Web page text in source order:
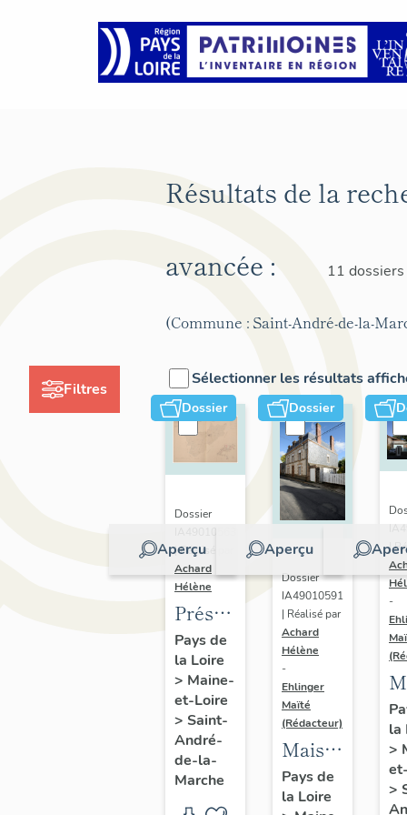
Filtres
Résultats de la
avancée :
11 dossiers
(Commune : Saint-André-de-la-
Sélectionner les résultats
Dossier
Aperçu
Dossier
IA49010563
| Réalisé par
Achard
Hélène
Présentation
du
patrimoine
industriel
de la
commune
de
Saint-
Pays de
la Loire
> Maine-
et-Loire
> Saint-
André-
de-la-
Marche
Dossier
Aperçu
Dossier
IA49010591
| Réalisé par
Achard
Hélène
-
Ehlinger
Maïté
(Rédacteur)
Maison
de
l'industriel
Pays de
la Loire
|
-
la
>
>